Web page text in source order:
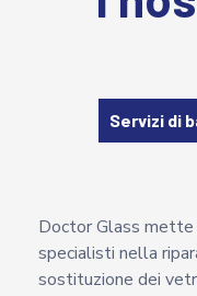
Servizi di
Doctor Glass mette
specialisti nella
sostituzione dei